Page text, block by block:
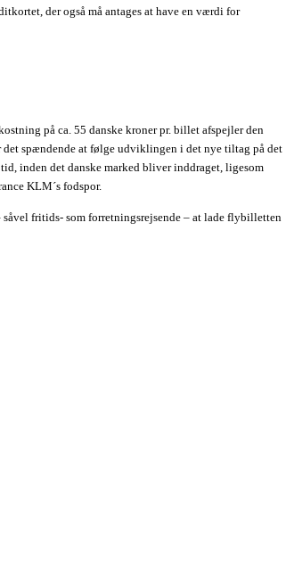
der også må antages at have en værdi for
på ca. 55 danske kroner pr. billet afspejler den
spændende at følge udviklingen i det nye tiltag på det
inden det danske marked bliver inddraget, ligesom
KLM´s fodspor.
fritids- som forretningsrejsende – at lade flybilletten